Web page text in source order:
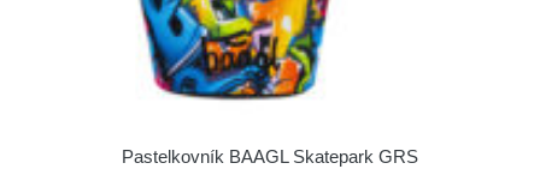
Pastelkovník BAAGL Skatepark GRS